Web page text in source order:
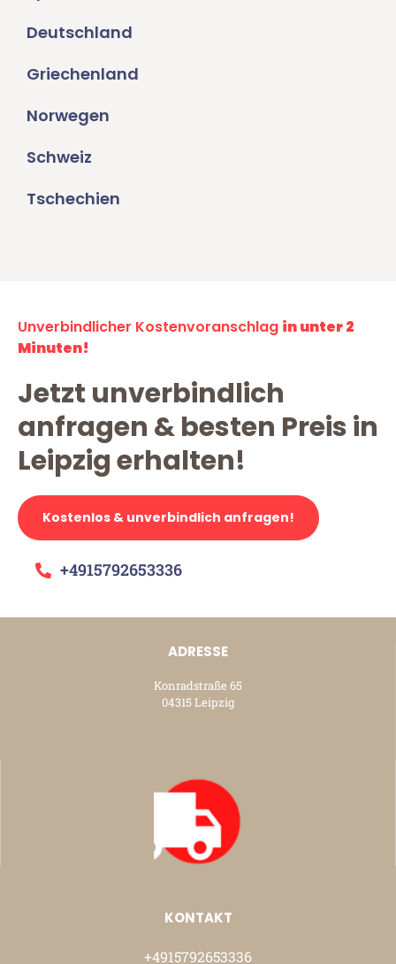
Deutschland
Griechenland
Norwegen
Schweiz
Tschechien
Unverbindlicher Kostenvoranschlag in unter 2
Minuten!
Jetzt unverbindlich
anfragen & besten Preis in
Leipzig erhalten!
Kostenlos & unverbindlich anfragen!
+4915792653336
ADRESSE
Konradstraße 65
04315 Leipzig
KONTAKT
+4915792653336